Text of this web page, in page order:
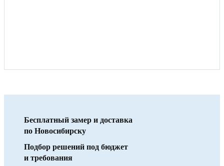
Бесплатный замер и доставка
по Новосибирску
Подбор решений под бюджет
и требования